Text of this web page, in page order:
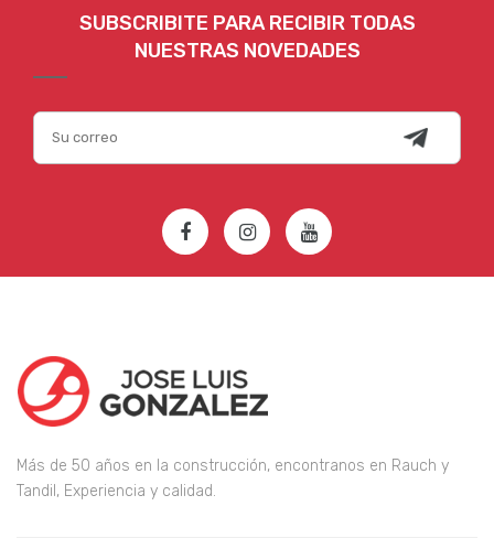
SUBSCRIBITE PARA RECIBIR TODAS
NUESTRAS NOVEDADES
Más de 50 años en la construcción, encontranos en Rauch y
Tandil, Experiencia y calidad.